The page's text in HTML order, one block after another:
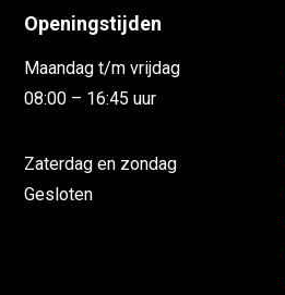
Openingstijden
Maandag t/m vrijdag
08:00 – 16:45 uur
Zaterdag en zondag
Gesloten